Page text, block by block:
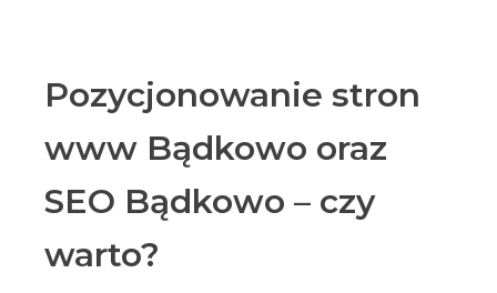
Pozycjonowanie stron
www Bądkowo oraz
SEO Bądkowo – czy
warto?